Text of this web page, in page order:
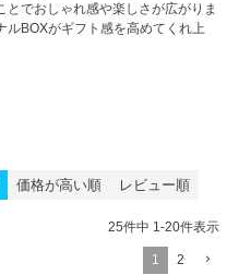
とでおしゃれ感や楽しさが広がりま
BOXがギフト感を高めてくれ上
価格が高い順 レビュー順
25件中 1-20件表示
1 2